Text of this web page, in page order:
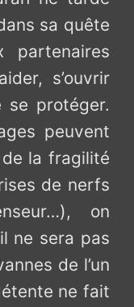
sa quête
s’ouvrir
se protéger.
peuvent
la fragilité
de nerfs
on
ne sera pas
de l’un
ne fait